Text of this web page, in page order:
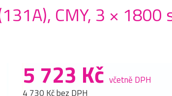
CMY, 3 × 1800
5 723 Kč včetně DPH
4 730 Kč bez DPH